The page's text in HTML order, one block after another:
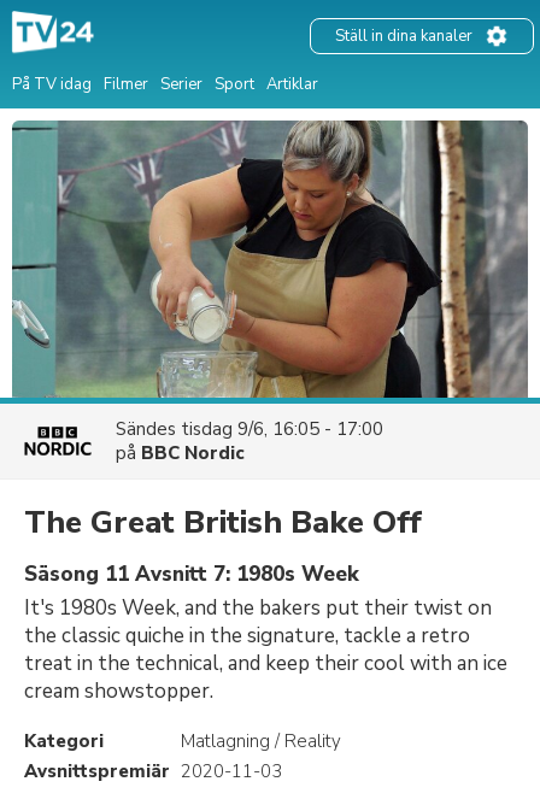
På TV idag Filmer Serier Sport Artiklar
Ställ in dina kanaler
Sändes tisdag 9/6, 16:05 - 17:00
på BBC Nordic
The Great British Bake Off
Säsong 11 Avsnitt 7: 1980s Week
It's 1980s Week, and the bakers put their twist on
the classic quiche in the signature, tackle a retro
treat in the technical, and keep their cool with an ice
cream showstopper.
Kategori
Matlagning / Reality
Avsnittspremiär 2020-11-03